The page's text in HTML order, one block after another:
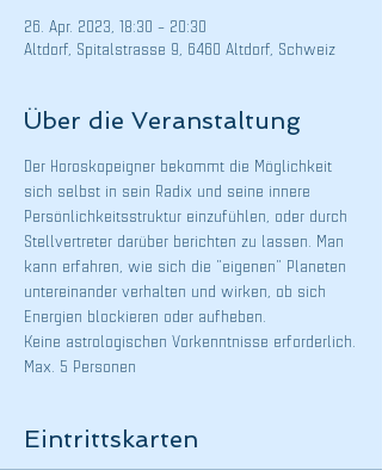
26. Apr. 2023, 18:30 – 20:30
Altdorf, Spitalstrasse 9, 6460 Altdorf, Schweiz
Über die Veranstaltung
Der Horoskopeigner bekommt die Möglichkeit
sich selbst in sein Radix und seine innere
Persönlichkeitsstruktur einzufühlen, oder durch
Stellvertreter darüber berichten zu lassen. Man
kann erfahren, wie sich die "eigenen" Planeten
untereinander verhalten und wirken, ob sich
Energien blockieren oder aufheben.
Keine astrologischen Vorkenntnisse erforderlich.
Max. 5 Personen
Eintrittskarten